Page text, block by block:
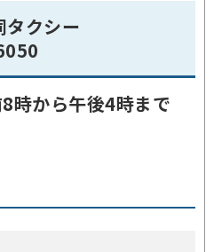
タクシー
時から午後4時まで